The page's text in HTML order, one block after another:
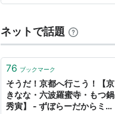
ネットで話題
76 ブックマーク
そうだ！京都へ行こう！【京
きなな・六波羅蜜寺・もつ鍋
秀寅】 - ずぼらーだからミニ